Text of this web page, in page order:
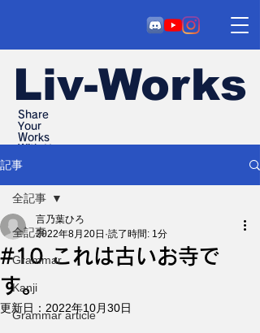
Liv-Works
Share
Your
Works
記事
全記事
Grammar
Kanji
Grammar article
全記事
#10 これは古いお寺で
す。
言乃葉ひろ
2022年8月20日 読了時間: 1分
更新日： 2022年10月30日